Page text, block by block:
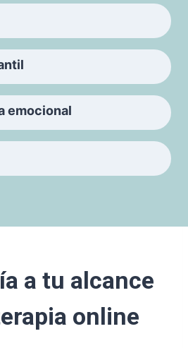
emocional
a tu alcance
online